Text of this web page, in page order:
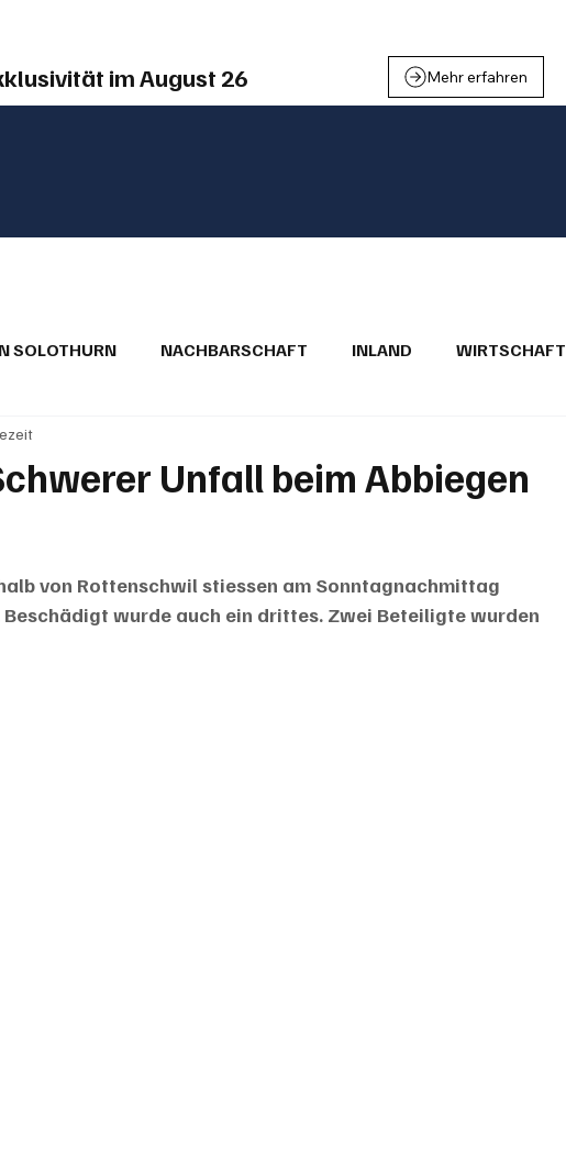
im August 26 Mehr erfahren
SOLOTHURN NACHBARSCHAFT INLAND WIRTSCHAFT
LESERBRIEFE
Unfall beim Abbiegen
von Rottenschwil stiessen am Sonntagnachmittag
wurde auch ein drittes. Zwei Beteiligte wurden